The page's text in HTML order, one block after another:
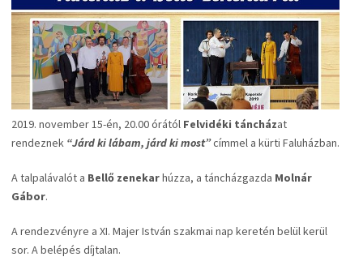
2019. november 15-én, 20.00 órától Felvidéki táncházat
rendeznek “Járd ki lábam, járd ki most”címmel a kürti Faluházban.
A talpalávalót a Bellő zenekarhúzza, a táncházgazda Molnár
Gábor.
A rendezvényre a XI. Majer István szakmai nap keretén belül kerül
sor. A belépés díjtalan.